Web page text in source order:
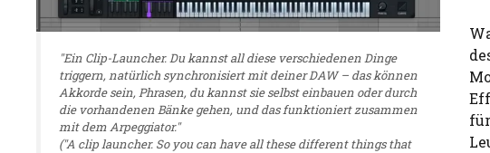
"Ein Clip-Launcher. Du kannst all diese verschiedenen Dinge
triggern, natürlich synchronisiert mit deiner DAW – das können
Akkorde sein, Phrasen, du kannst sie selbst einbauen oder durch
die vorhandenen Bänke gehen, und das funktioniert zusammen
mit dem Arpeggiator."
("A clip launcher. So you can have all these different things that